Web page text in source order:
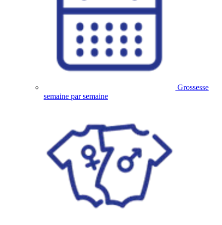
Grossesse
semaine par semaine